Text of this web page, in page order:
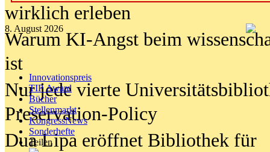
8. August 2026
Innovationspreis
TIP Award
Bücher
Stellenmarkt
KongressNews
Sonderhefte
Teilen
wirklich erleben
Warum KI-Angst beim
ist
Nur jede vierte
Preservation-Policy
Dua Lipa eröffnet Bibliothek für